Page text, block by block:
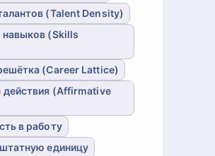
(Talent Density)
навыков (Skills
(Career Lattice)
действия (Affirmative
в работу
единицу